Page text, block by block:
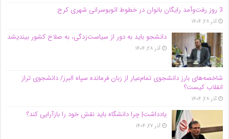
3 روز رفت‌وآمد رایگان بانوان در خطوط اتوبوسرانی شهری کرج
آذر ۲۸, ۱۴۰۴
دانشجو باید به دور از سیاست‌زدگی، به صلاح کشور بیندیشد
آذر ۲۸, ۱۴۰۴
شاخصه‌های بارز دانشجوی تمام‌عیار از زبان فرمانده سپاه البرز/ دانشجوی تراز
انقلاب کیست؟
آذر ۲۸, ۱۴۰۴
یادداشت| چرا دانشگاه باید نقش خود را بازآرایی کند؟
آذر ۲۷, ۱۴۰۴